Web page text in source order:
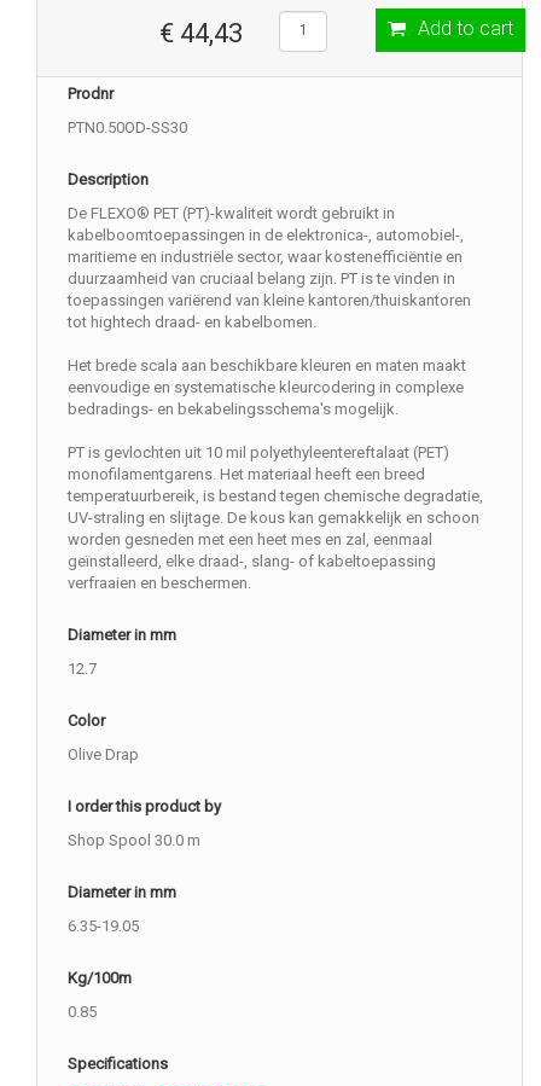
€ 44,43 Add to cart
Prodnr
PTN0.50OD-SS30
Description
De FLEXO® PET (PT)-kwaliteit wordt gebruikt in
kabelboomtoepassingen in de elektronica-, automobiel-,
maritieme en industriële sector, waar kostenefficiëntie en
duurzaamheid van cruciaal belang zijn. PT is te vinden in
toepassingen variërend van kleine kantoren/thuiskantoren
tot hightech draad- en kabelbomen.
Het brede scala aan beschikbare kleuren en maten maakt
eenvoudige en systematische kleurcodering in complexe
bedradings- en bekabelingsschema's mogelijk.
PT is gevlochten uit 10 mil polyethyleentereftalaat (PET)
monofilamentgarens. Het materiaal heeft een breed
temperatuurbereik, is bestand tegen chemische degradatie,
UV-straling en slijtage. De kous kan gemakkelijk en schoon
worden gesneden met een heet mes en zal, eenmaal
geïnstalleerd, elke draad-, slang- of kabeltoepassing
verfraaien en beschermen.
Diameter in mm
12.7
Color
Olive Drap
I order this product by
Shop Spool 30.0 m
Diameter in mm
6.35-19.05
Kg/100m
0.85
Specifications